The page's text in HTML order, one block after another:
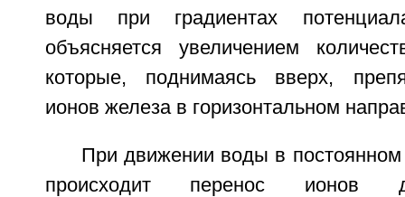
воды при градиентах
объясняется увеличением
которые, поднимаясь вверх,
ионов железа в горизонтальном
При движении воды в постоянном
происходит перенос ионов